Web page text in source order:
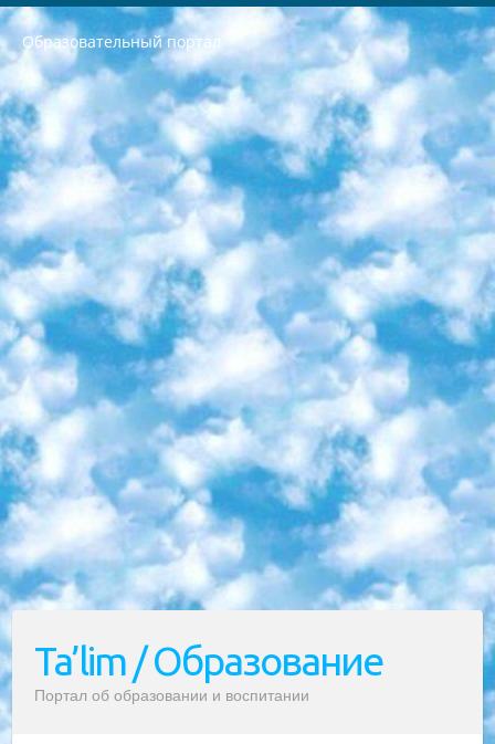
Образовательный портал
РЕСПУБЛИКА УЗБЕКИСТАН МИНИСТРЕРСТВО ДОШКОЛЬНОГО И ШКОЛЬНОГО ОБРАЗОВАНИЯ КОМАНДА в общеобразовательных учреждениях в 2023-2024 учебном году организация и проведение итоговой государственной аттестации обучающихся о Министра дошкольного и школьного образования Республики Узбекистан от 4 марта 2008 года (постановлением Минюста от 20 марта 2008 года № 1778 государственной регистрации) «Итоговое состояние учащихся общего среднего образования на основании положения об утверждении положения об аттестации общего среднего образования выпускной экзамен студентов в образовательных учреждениях в 2023-2024 учебном году В целях организации и прохождения аттестации приказываю: 1. Следующее: перечень предметов, по которым будет проводиться итоговая государственная аттестация и экзамен формы перевода согласно приложению 1; сертификаты международного образца, оценивающие уровень владения иностранными языками перечень согласно приложению 2; 2. Педагогический при специализированных образовательных учреждениях. научно-практический центр квалификации и международной оценки (Д.Давидова) 2024 г. До 25 марта: задания по предметам, по которым будет проводиться итоговая аттестация разработка и утверждение технических условий; итоговая аттестация на основании разработанного предметного задания разработка вопросов по предметам (устно и письменно), экзамен передача; общеобразовательные средние школы и специальные учебные заведения учащиеся выпускных классов школ и интернатов в агентской системе подготовка базы данных экзаменационных материалов и критериев оценки; перевод базы экзаменационных материалов на все языки обучения подать в Республиканский образовательный центр для изготовления; варианты экзаменов на основе разработанных контрольных материалов пусть будут поставлены задачи формирования. 3. Республиканский образовательный центр (Ш.Худайкулов) до 5 апреля 2024 года. до: база данных предоставленных экзаменационных материалов на все языки обучения перевод и экспертиза; для слепых, слабовидящих, глухих, слабослышащих и умственно отсталых детей учащиеся выпускных классов специализированных школ и школ-интернатов база данных экзаменационных материалов на всех преподаваемых языках подготовка критериев оценки; специализированные школы для умственно отсталых детей и технологии для учащихся выпускных классов школ-интернатов разработка соответствующих рекомендаций и критериев проведения ЕГЭ по естествознанию давать задания. 4. Педагогический при специализированных образовательных учреждениях. Научно-практический центр навыков и международной оценки (Д.Давидова), Республика образовательный центр (Худайкулов Ш.) итоговый государственный аттестационный экзамен ориентирован на творческое и логическое мышление при подготовке базы материалов учитывать введение заданий. 5. Следует отметить, что: сертификат государственного образца о знании общеобразовательного предмета и как минимум национальный уровень B1 по предметам на иностранных языках, указанным в Приложении 2. или международно признанный сертификат эквивалентного уровня студенты, изучающие определенный предмет, освобождаются от экзамена; по соответствующим предметам запланирована итоговая государственная аттестация за день до дня, путем жеребьевки Рабочей группой (в письменной форме по предметам, проводимым в форме) из числа сформированных вариантов выбрано 2 варианта; 2 выбранных варианта экзамена анонсированы на официальном сайте министерства и все выпускники по всей стране на основе этих вариантов проводит итоговую государственную аттестацию. 6. Государственное образование учащихся средних общеобразовательных учреждений. знания в соответствии с квалификационными требованиями, которые необходимо приобрести на основании стандартов итоговый (выпускной) контроль для 9 и 11 классов в целях тестирования Экзамены (далее – экзамены) состоят из предметов, перечисленных в приложении 1. будет сделано. 7. Экзамены пройдут с 26 мая по 15 июня 2024 г. (кроме науки физического воспитания). 8. Физическая для учащихся 9 классов общесредних образовательных учреждений. Экзамены по предмету «Образование, квалификация медицина» 1-6 мая 2024 года. сотрудники перевести под присмотр (с отклонениями в физическом или умственном развитии) специализированная школа для детей, школы-интернаты и со сколиозом школы-интернаты санаторного типа для больных детей исключены). 9. Он был слепым, слабовидящим и имел нарушения опорно-двигательного аппарата. экзамены в специализированных школах и интернатах для детей должны проводиться исходя из требований, предъявляемых к общеобразовательным учреждениям (физкультура кроме науки). 10. Специализированная школа для глухих и слабослышащих детей. и экзамены в интернатах и быть реализован в виде письменного теста по математике. 11. Специальность для умственно отсталых детей. Для 9 класса Родной язык и литературное письмо Государственный язык (язык обучения – узбекский). для неклассов) написано Математическое письмо Письменная/устная история Узбекистана Физическое воспитание практично Итоговый контроль Для 11 класса Написание родного языка и литературы (эссе) Математическое письмо Узбекский язык (обучение на узбекском языке) не посещающее общее среднее образование для учреждений)/Образовательное учреждение выбор письменный и устный Иностранный язык письменный/устный Письменная/устная история Узбекистана *По выбору студента:  Химия  Физика  Основы государственного права  География 10 бесплатных образовательных ресурсов - Мы составили подборку онлайн-проектов с интерактивными упражнениями, видеолекциями и статьями. Они помогут вам обрести новые и освежить старые знания бесплатно. 1. «ИНТУИТ» Старейшая образовательная площадка Рунета. Здесь вы найдёте сотни текстовых и видеокурсов на десятки различных тем — от программирования до психологии. Многие курсы подготовлены российскими университетами и крупными международными компаниями вроде Intel и Microsoft. Самостоятельное обучение бесплатное, но желающие могут оплатить услуги персональных наставников. 2. «Смартия» знакомит с актуальными профессиями и подсказывает, как им обучаться. Выбрав заинтересовавшую вас специальность — SMM-специалист, фотограф, веб-дизайнер или другую, — увидите список необходимых для неё умений. Чтобы вы могли освоить их самостоятельно, для каждого умения площадка отображает подборку ссылок на учебные материалы. Хотя «Смартия» ориентируется на русскоязычную аудиторию, часть контента всё же доступна только на английском. 3. «Лекторий Физтеха» Проект Московского физико-технического института (Физтеха). С его помощью вы можете смотреть онлайн серии лекций, записанные на видео в этом вузе. В числе доступных предметов — физика, биология, химия, информационные технологии и другие. К некоторым лекциям администрация ресурса прилагает готовые конспекты, которые можно скачивать в PDF-формате. 4. ITMOcourses Онлайн-площадка Санкт-Петербургского национального исследовательского университета информационных технологий, механики и оптики (ИТМО). Ресурс предоставляет свободный доступ к курсам, разработанным в этом вузе. Каталог материалов разбит на четыре категории: «Оптические системы и технологии», «Приборостроение и робототехника», «Информационные технологии» и «Биотехнологии». Курсы состоят из видеолекций, интерактивных демонстраций и заданий. 5. «КиберЛенинка» Электронная научная библиотека открытого доступа. Каталог площадки регулярно обрастает текстами статей из различных научных изданий. Сгруппированные по журналам и рубрикам публикации можно читать онлайн или скачивать целиком в PDF-формате. Проект нацелен на популяризацию науки за счёт открытого доступа к качественной информации. 6. «ПостНаука» На этом ресурсе публикуют подборки видеолекций, составленные экспертами из разных отраслей и объединённые общими темами. Среди них, к примеру, есть серии «Биоинформатика и геномика», «Культура средневековой Скандинавии» и Cinema Studies о теории кино. Каждая подборка лекций — логически связанная история, рассказанная экспертом от первого лица. Кроме того, на сайте появляются научно-образовательные статьи и тесты на разные темы. 7. «Newочём» Команда проекта «Newочём» отбирает самые интересные тексты из англоязычных СМИ и переводит те из них, за которые голосуют участники сообщества «ВКонтакте». По большей части это научно-популярные статьи. Редакторы придумывают лишь заголовки, в остальном содержание переводов соответствует оригиналам. Полные тексты можно читать прямо в социальной сети. 8. InternetUrok Онлайн-база материалов по основным дисциплинам школьной программы. Информация на сайте структурирована по классам, предметам и темам (урокам). Каждый урок состоит из видеолекций и конспектов. Есть также интерактивные тренажёры и тесты для закрепления пройденного материала. Даже если вы давно окончили школу, возможность повторить программу старших классов всегда может пригодиться. 9. Edutainme Ещё один ресурс об образовании. В отличие от Newtonew, как мне кажется, Edutainme больше ориентируется на представителей индустрии: педагогов, предпринимателей, разработчиков образовательных проектов. Но и любой, кто просто стремится к саморазвитию, найдёт на сайте много полезного и интересного для себя. Например, информацию о новых курсах и образовательных сервисах. 10. Newtonew Онлайн-медиа об образовании и обучении в широком смысле. Авторы Newtonew пишут об инструментах, заведениях, тактиках и стратегиях, которые помогают учить других и получать новые знания самостоятельно. На этой площадке вы найдёте новости, обзоры, аналитические мат
Ta’lim / Образование
Портал об образовании и воспитании